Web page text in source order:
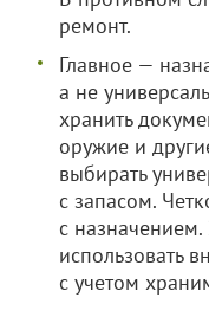
ремонт.
Главное —
а не
хранить
оружие и
выбирать
с запасом.
с
использовать
с учетом